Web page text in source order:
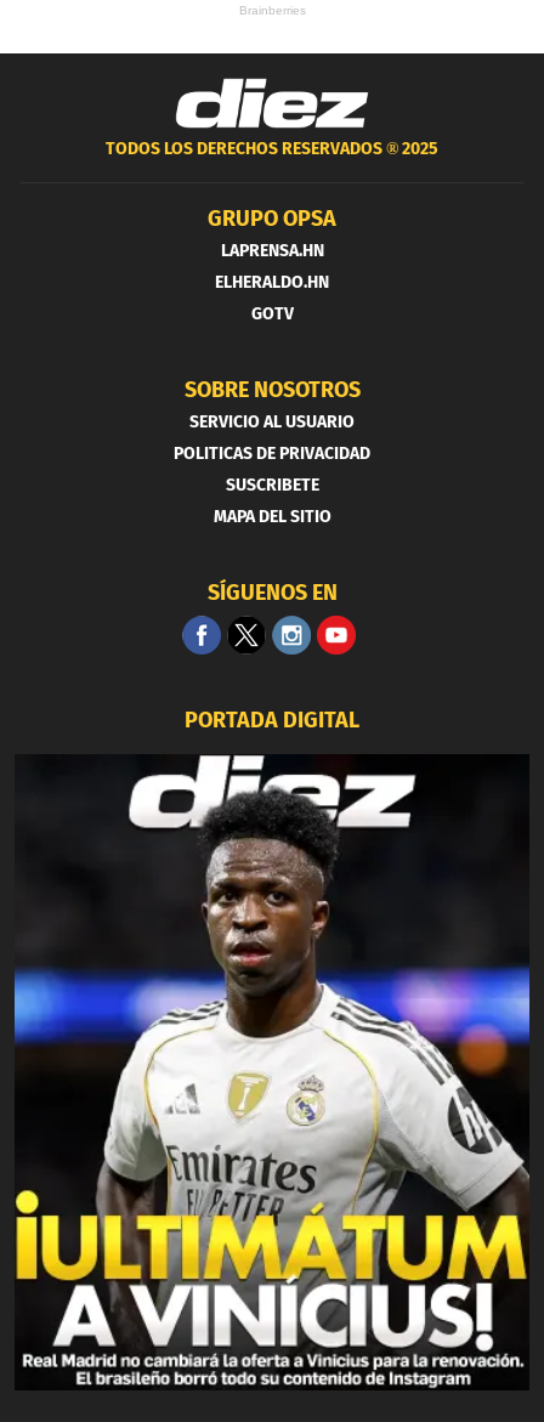
TODOS LOS DERECHOS RESERVADOS ®2025
GRUPO OPSA
LAPRENSA.HN
ELHERALDO.HN
GOTV
SOBRE NOSOTROS
SERVICIO AL USUARIO
POLITICAS DE PRIVACIDAD
SUSCRIBETE
MAPA DEL SITIO
SÍGUENOS EN
PORTADA DIGITAL